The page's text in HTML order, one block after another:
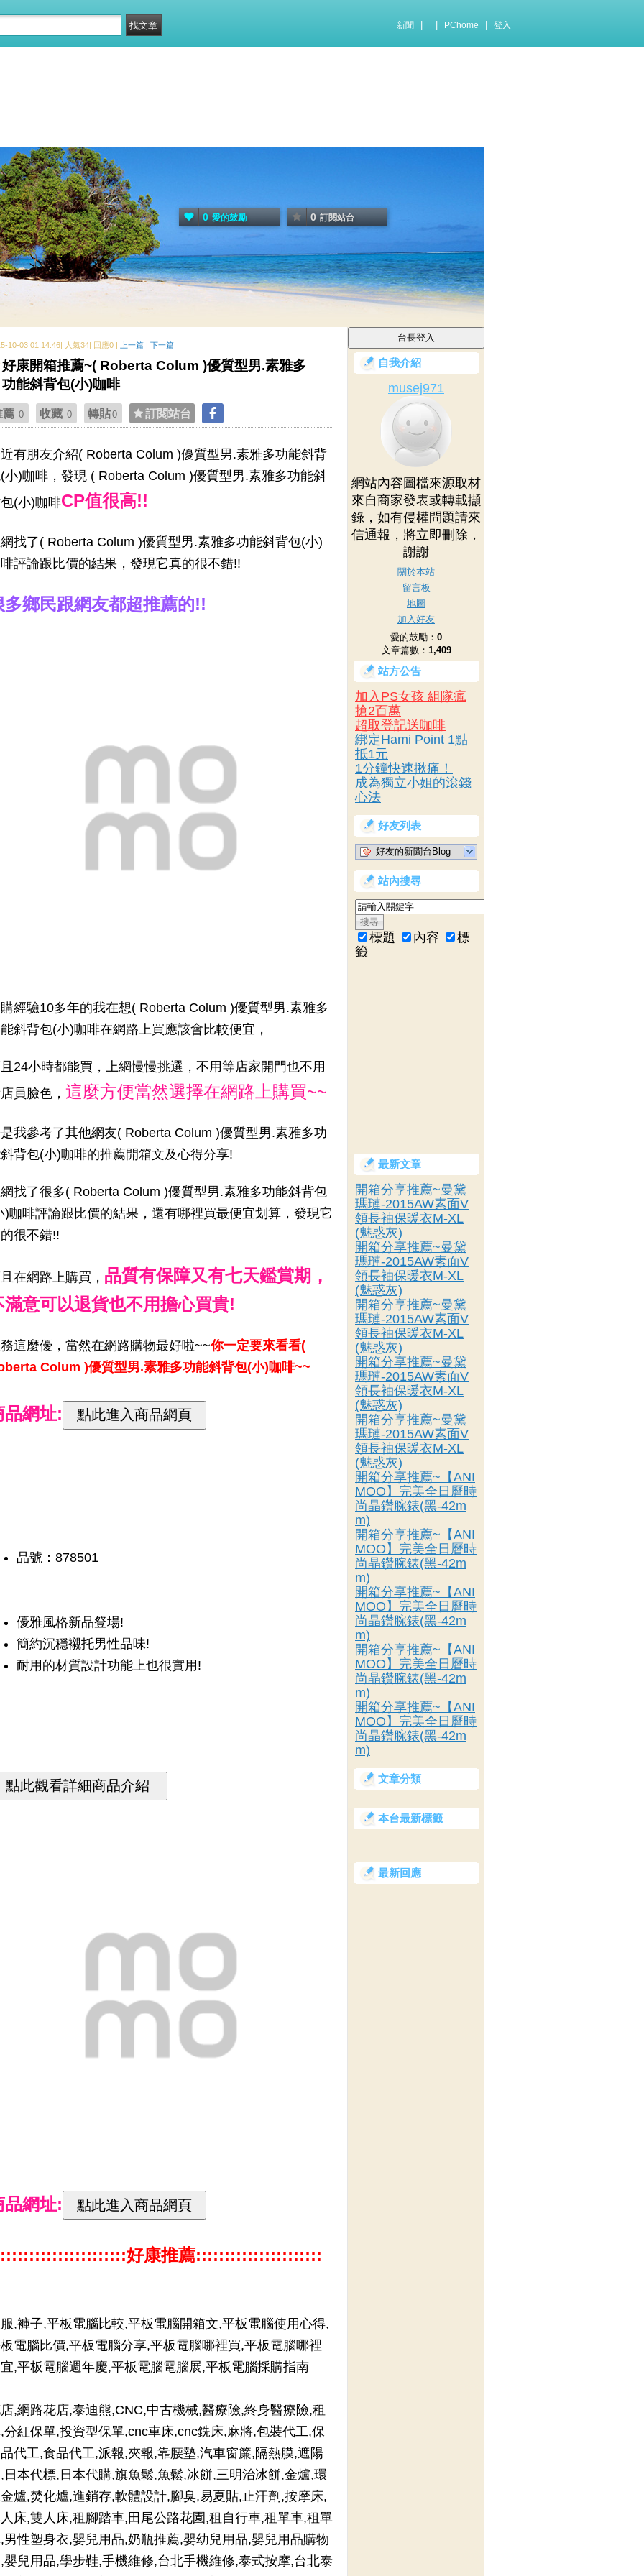
新聞 PChome 登入
0 愛的鼓勵 0 訂閱站台
10-03 01:14:46| 人氣34| 回應0 | 上一篇 | 下一篇
好康開箱推薦~( Roberta Colum )優質型男.素雅多
功能斜背包(小)咖啡
薦 0 收藏 0 轉貼0 訂閱站台
有朋友介紹( Roberta Colum )優質型男.素雅多功能斜背
小)咖啡，發現 ( Roberta Colum )優質型男.素雅多功能斜
(小)咖啡CP值很高!!
找了( Roberta Colum )優質型男.素雅多功能斜背包(小)
評論跟比價的結果，發現它真的很不錯!!
多鄉民跟網友都超推薦的!!
經驗10多年的我在想( Roberta Colum )優質型男.素雅多
斜背包(小)咖啡在網路上買應該會比較便宜，
24小時都能買，上網慢慢挑選，不用等店家開門也不用
員臉色， 這麼方便當然選擇在網路上購買~~
我參考了其他網友( Roberta Colum )優質型男.素雅多功
背包(小)咖啡的推薦開箱文及心得分享!
找了很多( Roberta Colum )優質型男.素雅多功能斜背包
)咖啡評論跟比價的結果，還有哪裡買最便宜划算，發現它
很不錯!!
在網路上購買， 品質有保障又有七天鑑賞期，
滿意可以退貨也不用擔心買貴!
這麼優，當然在網路購物最好啦~~你一定要來看看(
Colum )優質型男.素雅多功能斜背包(小)咖啡~~
品網址:
品號：878501
優雅風格新品豋場!
簡約沉穩襯托男性品味!
耐用的材質設計功能上也很實用!
品網址:
::::::::::::::::::::::好康推薦::::::::::::::::::::::
,褲子,平板電腦比較,平板電腦開箱文,平板電腦使用心得,
電腦比價,平板電腦分享,平板電腦哪裡買,平板電腦哪裡
,平板電腦週年慶,平板電腦電腦展,平板電腦採購指南
,網路花店,泰迪熊,CNC,中古機械,醫療險,終身醫療險,租
分紅保單,投資型保單,cnc車床,cnc銑床,麻將,包裝代工,保
代工,食品代工,派報,夾報,靠腰墊,汽車窗簾,隔熱膜,遮陽
日本代標,日本代購,旗魚鬆,魚鬆,冰餅,三明治冰餅,金爐,環
爐,焚化爐,進銷存,軟體設計,腳臭,易夏貼,止汗劑,按摩床,
床,雙人床,租腳踏車,田尾公路花園,租自行車,租單車,租單
男性塑身衣,嬰兒用品,奶瓶推薦,嬰幼兒用品,嬰兒用品購物
嬰兒用品,學步鞋,手機維修,台北手機維修,泰式按摩,台北泰
自我介紹
musej971
網站內容圖檔來源取材
來自商家發表或轉載擷
錄，如有侵權問題請來
信通報，將立即刪除，
謝謝
關於本站
留言板
地圖
加入好友
愛的鼓勵： 0
文章篇數： 1,409
站方公告
加入PS女孩 組隊瘋
搶2百萬
超取登記送咖啡
綁定Hami Point 1點
抵1元
1分鐘快速揪痛！
成為獨立小姐的滾錢
心法
好友列表
好友的新聞台Blog
站內搜尋
標題 內容
標
籤
最新文章
開箱分享推薦~曼黛
瑪璉-2015AW素面V
領長袖保暖衣M-XL
(魅惑灰)
開箱分享推薦~曼黛
瑪璉-2015AW素面V
領長袖保暖衣M-XL
(魅惑灰)
開箱分享推薦~曼黛
瑪璉-2015AW素面V
領長袖保暖衣M-XL
(魅惑灰)
開箱分享推薦~曼黛
瑪璉-2015AW素面V
領長袖保暖衣M-XL
(魅惑灰)
開箱分享推薦~曼黛
瑪璉-2015AW素面V
領長袖保暖衣M-XL
(魅惑灰)
開箱分享推薦~【ANI
MOO】完美全日曆時
尚晶鑽腕錶(黑-42m
m)
開箱分享推薦~【ANI
MOO】完美全日曆時
尚晶鑽腕錶(黑-42m
m)
開箱分享推薦~【ANI
MOO】完美全日曆時
尚晶鑽腕錶(黑-42m
m)
開箱分享推薦~【ANI
MOO】完美全日曆時
尚晶鑽腕錶(黑-42m
m)
開箱分享推薦~【ANI
MOO】完美全日曆時
尚晶鑽腕錶(黑-42m
m)
文章分類
本台最新標籤
最新回應